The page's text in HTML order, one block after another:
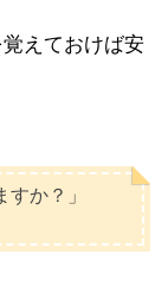
えておけば安
か？」